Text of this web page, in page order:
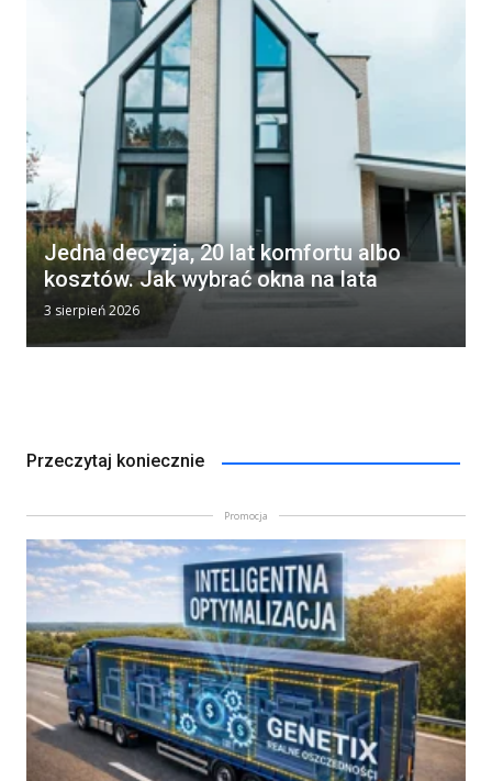
Jedna decyzja, 20 lat komfortu albo
kosztów. Jak wybrać okna na lata
3 sierpień 2026
Przeczytaj koniecznie
Promocja